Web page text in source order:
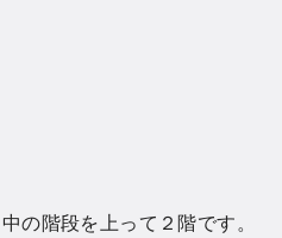
の階段を上って２階です。